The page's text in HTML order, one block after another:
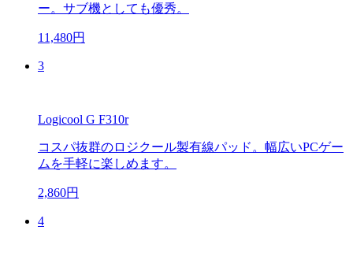
ー。サブ機としても優秀。
11,480円
3
Logicool G F310r
コスパ抜群のロジクール製有線パッド。幅広いPCゲー
ムを手軽に楽しめます。
2,860円
4